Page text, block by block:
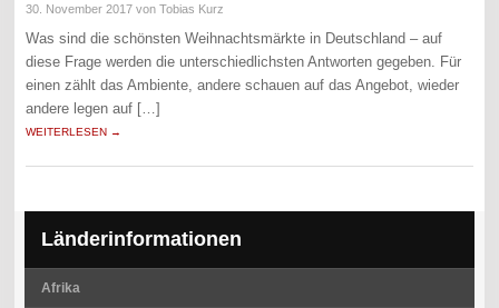
30. November 2017 von Tobias Kurz
Was sind die schönsten Weihnachtsmärkte in Deutschland – auf
diese Frage werden die unterschiedlichsten Antworten gegeben. Für
einen zählt das Ambiente, andere schauen auf das Angebot, wieder
andere legen auf […]
WEITERLESEN →
Länderinformationen
Afrika